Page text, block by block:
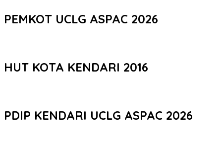
PEMKOT UCLG ASPAC 2026
HUT KOTA KENDARI 2016
PDIP KENDARI UCLG ASPAC 2026